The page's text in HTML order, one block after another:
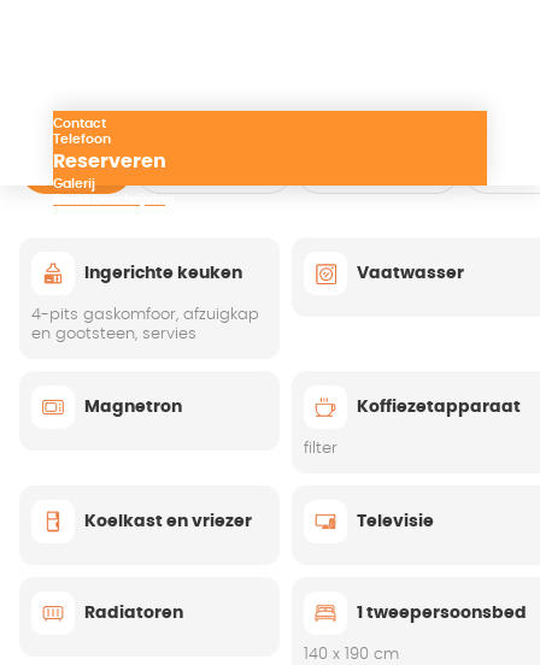
Contact
Telefoon
Reserveren
Galerij
Keuken Woonkamer
Ingerichte keuken
4-pits gaskomfoor, afzuigkap
en gootsteen, servies
Vaatwasser
Magnetron Koffiezetapparaat
filter
Koelkast en vriezer Televisie
Radiatoren 1 tweepersoonsbed
140 x 190 cm